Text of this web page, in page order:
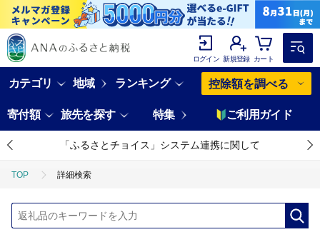
ログイン 新規登録 カート
カテゴリ 地域 ランキング 控除額を調べる
寄付額 旅先を探す 特集 ご利用ガイド
「ふるさとチョイス」システム連携に関して
TOP 詳細検索